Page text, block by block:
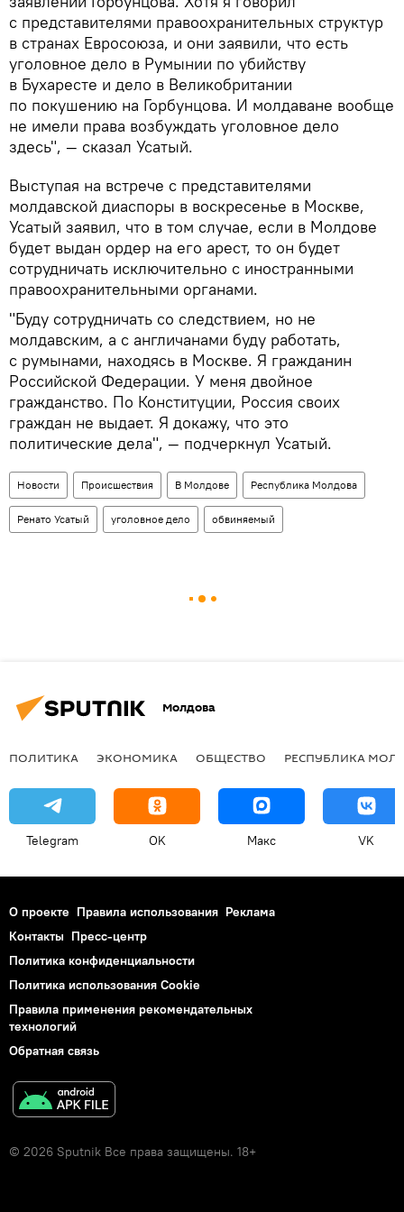
с представителями правоохранительных структур
в странах Евросоюза, и они заявили, что есть
уголовное дело в Румынии по убийству
в Бухаресте и дело в Великобритании
по покушению на Горбунцова. И молдаване вообще
не имели права возбуждать уголовное дело
здесь", — сказал Усатый.
Выступая на встрече с представителями
молдавской диаспоры в воскресенье в Москве,
Усатый заявил, что в том случае, если в Молдове
будет выдан ордер на его арест, то он будет
сотрудничать исключительно с иностранными
правоохранительными органами.
"Буду сотрудничать со следствием, но не
молдавским, а с англичанами буду работать,
с румынами, находясь в Москве. Я гражданин
Российской Федерации. У меня двойное
гражданство. По Конституции, Россия своих
граждан не выдает. Я докажу, что это
политические дела", — подчеркнул Усатый.
Новости Происшествия В Молдове Республика Молдова
Ренато Усатый уголовное дело обвиняемый
Молдова
ПОЛИТИКА ЭКОНОМИКА ОБЩЕСТВО РЕСПУБЛИКА
Telegram OK Макс VK
О проекте Правила использования Реклама
Контакты Пресс-центр
Политика конфиденциальности
Политика использования Cookie
Правила применения рекомендательных
технологий
Обратная связь
© 2026 Sputnik Все права защищены. 18+